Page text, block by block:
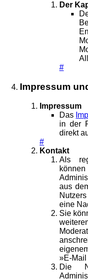
Der
#
Impressum
Impressum
Das
in der
direkt
#
Kontakt
Als
aus
eine
Sie
»E-
Die